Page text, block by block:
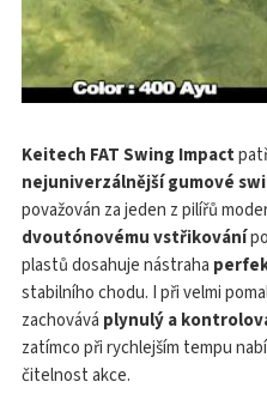
Keitech FAT Swing Impact
nejuniverzálnější gumové
považován za jeden z pilířů
dvoutónovému vstřikování
plastů dosahuje nástraha
stabilního chodu. I při velmi
zachovává plynulý a
zatímco při rychlejším tempu
čitelnost akce.